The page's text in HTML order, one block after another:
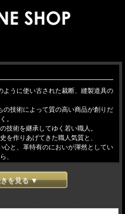
うに使い古された裁断、縫製道具の
の技術によって質の高い商品が創りだ
。
技術を継承してゆく若い職人。
を作りあげてきた職人気質と、
と、革特有のにおいが渾然としてい
、
を見る ▼